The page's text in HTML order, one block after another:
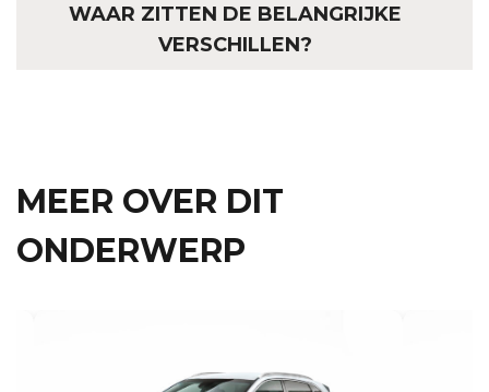
WAAR ZITTEN DE BELANGRIJKE
VERSCHILLEN?
MEER OVER DIT
ONDERWERP